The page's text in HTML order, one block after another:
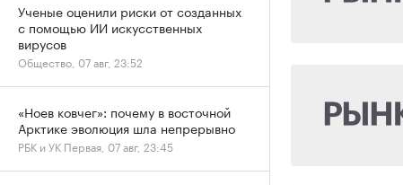
Ученые оценили риски от созданных
с помощью ИИ искусственных
вирусов
Общество, 07 авг, 23:52
«Ноев ковчег»: почему в восточной
Арктике эволюция шла непрерывно
РБК и УК Первая, 07 авг, 23:45